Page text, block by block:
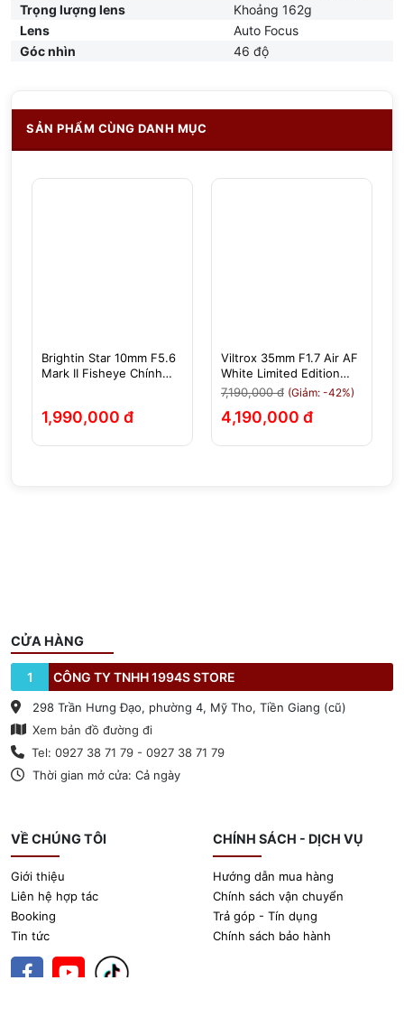
Trọng lượng lens
Khoảng 162g
Lens
Auto Focus
Góc nhìn
46 độ
SẢN PHẨM CÙNG DANH MỤC
Brightin Star 10mm F5.6
Mark II Fisheye Chính
1,990,000 đ
Viltrox 35mm F1.7 Air AF
White Limited Edition
(Màu Trắng) Cho Sony E
7,190,000 đ (Giảm: -42%)
4,190,000 đ
CỬA HÀNG
1 CÔNG TY TNHH 1994S STORE
298 Trần Hưng Đạo, phường 4, Mỹ Tho, Tiền Giang (cũ)
Xem bản đồ đường đi
Tel: 0927 38 71 79 - 0927 38 71 79
Thời gian mở cửa: Cả ngày
VỀ CHÚNG TÔI
Giới thiệu
Liên hệ hợp tác
Booking
Tin tức
CHÍNH SÁCH - DỊCH VỤ
Hướng dẫn mua hàng
Chính sách vận chuyển
Trả góp - Tín dụng
Chính sách bảo hành